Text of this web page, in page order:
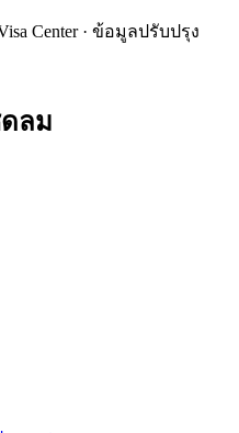
Center · ข้อมูลปรับปรุง
ลม